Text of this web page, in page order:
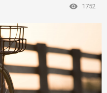
1752